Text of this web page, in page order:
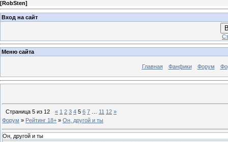
[RobSten]
Вход на сайт
Меню сайта
Главная Фанфики Форум
Страница 5 из 12 « 1 2 3 4 5 6 7 11 12 »
Форум » Рейтинг 18+ » Он, другой и ты
Он, другой и ты